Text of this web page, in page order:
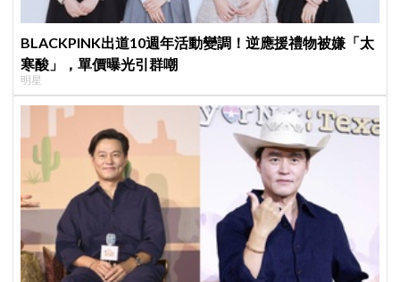
BLACKPINK出道10週年活動變調！逆應援禮物被嫌「太
寒酸」，單價曝光引群嘲
明星